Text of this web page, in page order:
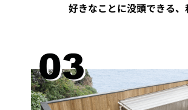
好きなことに没頭できる、